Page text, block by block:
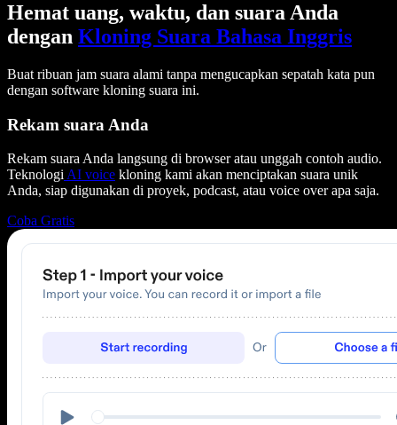
Hemat uang, waktu, dan suara Anda
dengan Kloning Suara Bahasa Inggris
Buat ribuan jam suara alami tanpa mengucapkan sepatah kata pun
dengan software kloning suara ini.
Rekam suara Anda
Rekam suara Anda langsung di browser atau unggah contoh audio.
TeknologiAI voice kloning kami akan menciptakan suara unik
Anda, siap digunakan di proyek, podcast, atau voice over apa saja.
Coba Gratis